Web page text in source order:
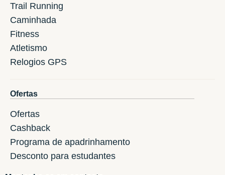
Trail Running
Caminhada
Fitness
Atletismo
Relogios GPS
Ofertas
Ofertas
Cashback
Programa de apadrinhamento
Desconto para estudantes